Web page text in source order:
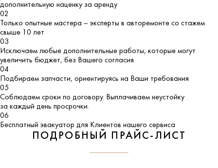
дополнительную наценку за аренду
02
Только опытные мастера – эксперты в авторемонте со стажем
свыше 10 лет
03
Исключаем любые дополнительные работы, которые могут
увеличить бюджет, без Вашего согласия
04
Подбираем запчасти, ориентируясь на Ваши требования
05
Соблюдаем сроки по договору. Выплачиваем неустойку
за каждый день просрочки.
06
Бесплатный эвакуатор для Клиентов нашего сервиса
ПОДРОБНЫЙ ПРАЙС-ЛИСТ